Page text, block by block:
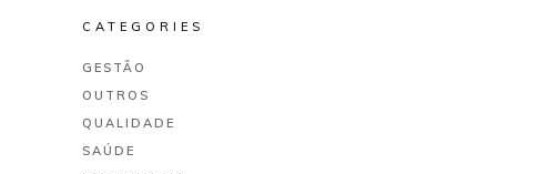
CATEGORIES
GESTÃO
OUTROS
QUALIDADE
SAÚDE